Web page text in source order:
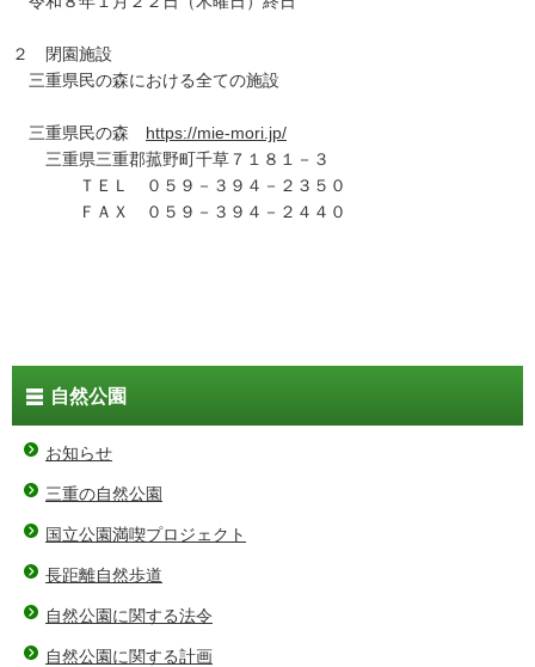
２ 閉園施設
三重県民の森における全ての施設
三重県民の森 https://mie-mori.jp/
三重県三重郡菰野町千草７１８１－３
ＴＥＬ ０５９－３９４－２３５０
ＦＡＸ ０５９－３９４－２４４０
自然公園
お知らせ
三重の自然公園
国立公園満喫プロジェクト
長距離自然歩道
自然公園に関する法令
自然公園に関する計画